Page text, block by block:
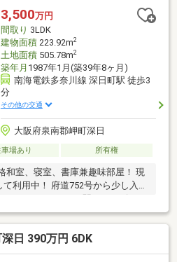
3,500万円
間取り 3LDK
建物面積223.92m2
土地面積505.78m2
築年月 1987年1月(築39年8ヶ月)
南海電鉄多奈川線 深日町駅 徒歩3
分
その他の交通
大阪府泉南郡岬町深日
場あり 所有権
和室、寝室、書庫兼趣味部屋！ 現
利用中！ 府道752号から少し入っ
日 390万円 6DK